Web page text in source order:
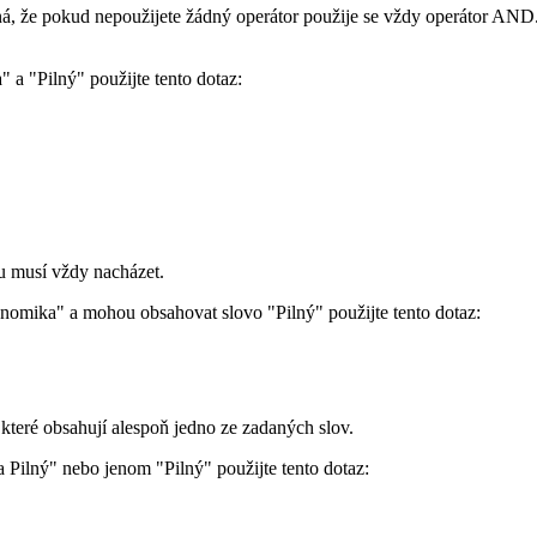
že pokud nepoužijete žádný operátor použije se vždy operátor
a "Pilný" použijte tento dotaz:
musí vždy nacházet.
a mohou obsahovat slovo "Pilný" použijte tento dotaz:
obsahují alespoň jedno ze zadaných slov.
Pilný" nebo jenom "Pilný" použijte tento dotaz: